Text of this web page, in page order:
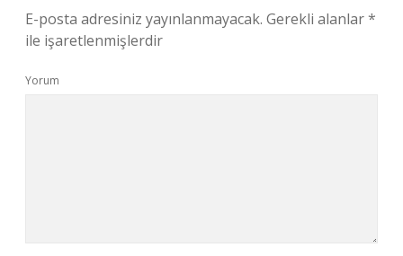
E-posta adresiniz yayınlanmayacak. Gerekli alanlar*
ile işaretlenmişlerdir
Yorum